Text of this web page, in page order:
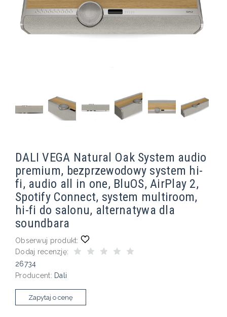
DALI VEGA Natural Oak System audio
premium, bezprzewodowy system hi-
fi, audio all in one, BluOS, AirPlay 2,
Spotify Connect, system multiroom,
hi-fi do salonu, alternatywa dla
soundbara
Obserwuj produkt:
Dodaj recenzję:
26734
Producent: Dali
Zapytaj o cenę